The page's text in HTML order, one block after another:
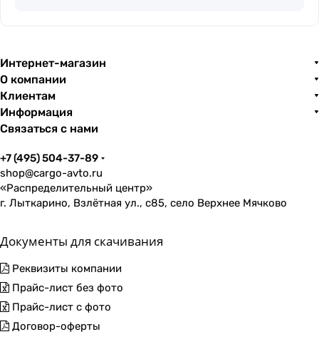
Интернет-магазин
О компании
Клиентам
Информация
Связаться с нами
+7 (495) 504-37-89
shop@cargo-avto.ru
«Распределительный центр»
г. Лыткарино, Взлётная ул., с85, село Верхнее Мячково
Документы для скачивания
Реквизиты компании
Прайс-лист без фото
Прайс-лист с фото
Договор-оферты